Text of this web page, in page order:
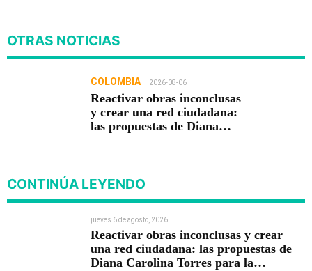
OTRAS NOTICIAS
COLOMBIA 2026-08-06
Reactivar obras inconclusas
y crear una red ciudadana:
las propuestas de Diana
CONTINÚA LEYENDO
jueves 6 de agosto, 2026
Reactivar obras inconclusas y crear
una red ciudadana: las propuestas de
Diana Carolina Torres para la